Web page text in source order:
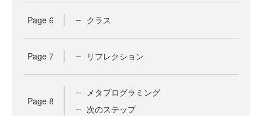
Page 6 クラス
Page 7 リフレクション
Page 8
メタプログラミング
次のステップ